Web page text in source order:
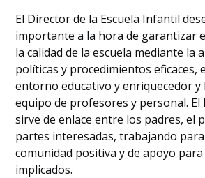
El Director de la Escuela Infantil
importante a la hora de garantizar
la calidad de la escuela mediante la
políticas y procedimientos eficaces,
entorno educativo y enriquecedor y
equipo de profesores y personal.
sirve de enlace entre los padres, el
partes interesadas, trabajando
comunidad positiva y de apoyo
implicados.